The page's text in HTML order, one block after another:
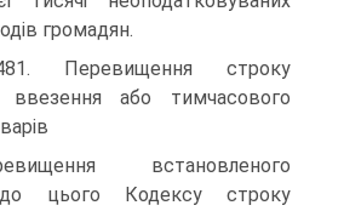
громадян.
Перевищення строку
ввезення або тимчасового
встановленого
до цього Кодексу строку